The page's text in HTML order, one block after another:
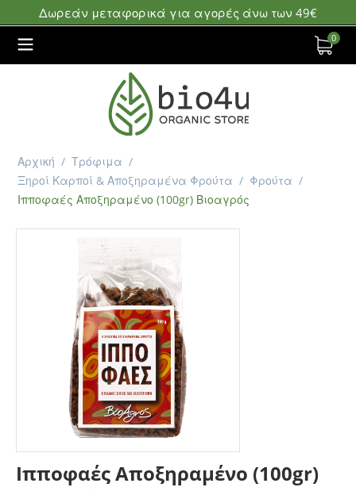
Δωρεάν μεταφορικά για αγορές άνω των 49€
0
Αρχική / Τρόφιμα /
Ξηροί Καρποί & Αποξηραμένα Φρούτα / Φρούτα /
Ιπποφαές Αποξηραμένο (100gr) Βιοαγρός
Ιπποφαές Αποξηραμένο (100gr)